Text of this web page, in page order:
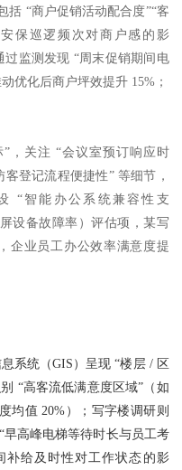
括 “商户促销活动配合度”“客
保巡逻频次对商户感的影
监测发现 “周末促销期间电
优化后商户坪效提升 15%；
，关注 “会议室预订响应时
登记流程便捷性” 等细节，
“智能办公系统兼容性支
设备故障率）评估项，某写
企业员工办公效率满意度提
系统（GIS）呈现 “楼层 / 区
“高客流低满意度区域”（如
均值 20%）；写字楼调研则
早高峰电梯等待时长与员工考
补给及时性对工作状态的影